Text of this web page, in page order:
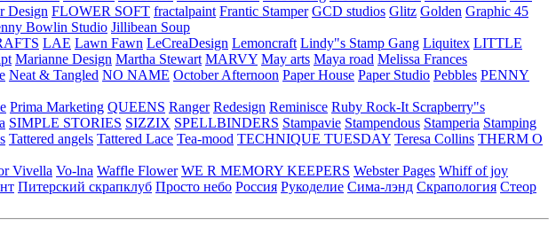
Design FLOWER SOFT fractalpaint Frantic Stamper GCD studios Glitz Golden Graphic 45
Bowlin Studio Jillibean Soup
LAE Lawn Fawn LeCreaDesign Lemoncraft Lindy"s Stamp Gang Liquitex LITTLE
Marianne Design Martha Stewart MARVY May arts Maya road Melissa Frances
Neat & Tangled NO NAME October Afternoon Paper House Paper Studio Pebbles PENNY
Prima Marketing QUEENS Ranger Redesign Reminisce Ruby Rock-It Scrapberry"s
SIMPLE STORIES SIZZIX SPELLBINDERS Stampavie Stampendous Stamperia Stamping
Tattered angels Tattered Lace Tea-mood TECHNIQUE TUESDAY Teresa Collins THERM O
Vivella Vo-lna Waffle Flower WE R MEMORY KEEPERS Webster Pages Whiff of joy
Питерский скрапклуб Просто небо Россия Рукоделие Сима-лэнд Скрапология Стеор